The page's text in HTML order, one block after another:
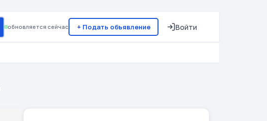
обновляется сейчас + Подать объявление Войти